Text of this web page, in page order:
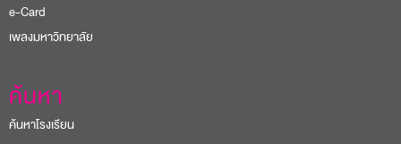
e-Card
เพลงมหาวิทยาลัย
ค้นหา
ค้นหาโรงเรียน